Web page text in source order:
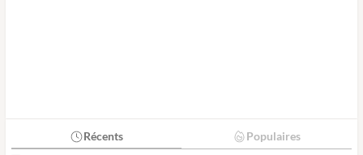
Récents Populaires